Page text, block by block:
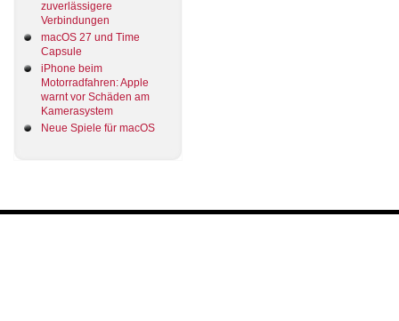
zuverlässigere
Verbindungen
macOS 27 und Time
Capsule
iPhone beim
Motorradfahren: Apple
warnt vor Schäden am
Kamerasystem
Neue Spiele für macOS